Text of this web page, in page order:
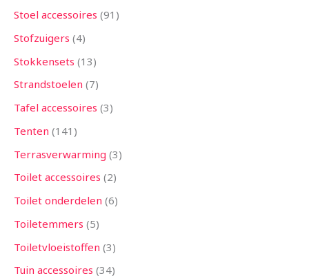
Stoel accessoires 91
Stofzuigers 4
Stokkensets 13
Strandstoelen 7
Tafel accessoires 3
Tenten 141
Terrasverwarming 3
Toilet accessoires 2
Toilet onderdelen 6
Toiletemmers 5
Toiletvloeistoffen 3
Tuin accessoires 34